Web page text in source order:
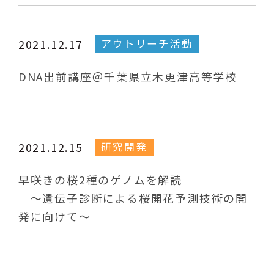
2021.12.17 アウトリーチ活動
DNA出前講座＠千葉県立木更津高等学校
2021.12.15 研究開発
早咲きの桜2種のゲノムを解読
～遺伝子診断による桜開花予測技術の開
発に向けて～